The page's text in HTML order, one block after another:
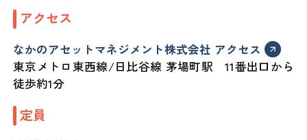
アクセス
なかのアセットマネジメント株式会社 アクセス
東京メトロ東西線/日比谷線 茅場町駅 11番出口から
徒歩約1分
定員